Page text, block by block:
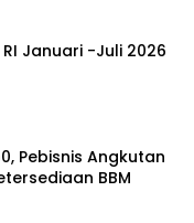
Januari -Juli 2026
Pebisnis Angkutan
BBM